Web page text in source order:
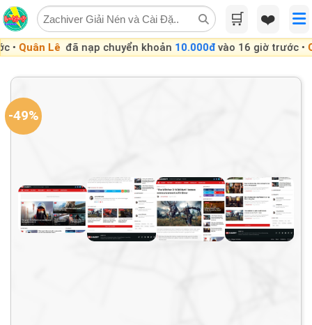
🛒 ❤️
đã nạp chuyển khoản10.000đvào 16 giờ trước •Quân Lê
Skip
to
content
-49%